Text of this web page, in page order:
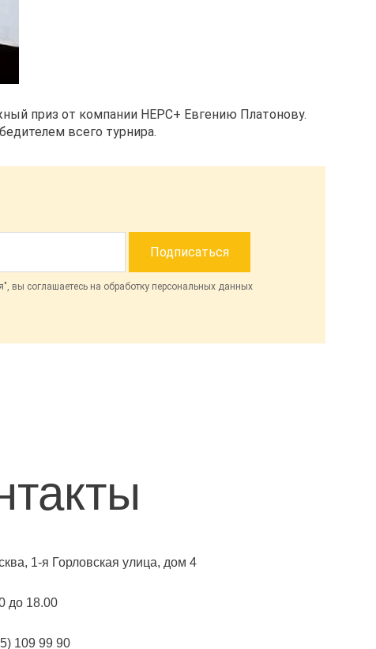
приз от компании НЕРС+ Евгению Платонову.
всего турнира.
вы соглашаетесь на обработку персональных данных
1-я Горловская улица, дом 4
до 18.00
109 99 90